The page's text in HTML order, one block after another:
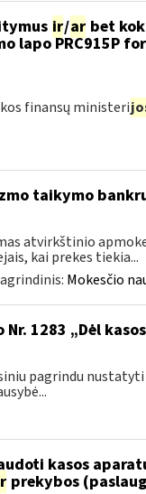
ir/arbet
lapo PRC915P
finansų ministeri
taikymo
atvirkštinio
kai prekes tiekia...
Mokesčio
1283 „Dėl
pagrindu
kasos
prekybos